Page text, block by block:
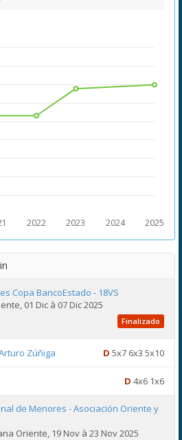
2022 2023 2024 2025
Copa BancoEstado - 18VS
01 Dic à 07 Dic 2025
Finalizado
Zúñiga D 5x7 6x3 5x10
D 4x6 1x6
de Menores - Asociación Oriente y
Oriente, 19 Nov à 23 Nov 2025